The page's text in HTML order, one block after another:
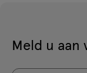
Meld u